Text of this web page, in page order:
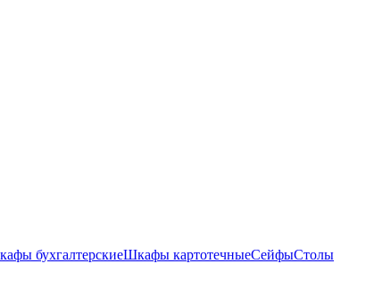
бухгалтерскиеШкафы картотечныеСейфыСтолы